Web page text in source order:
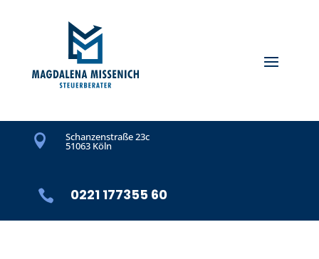
 Schanzenstraße 23c
51063 Köln
 0221 177355 60